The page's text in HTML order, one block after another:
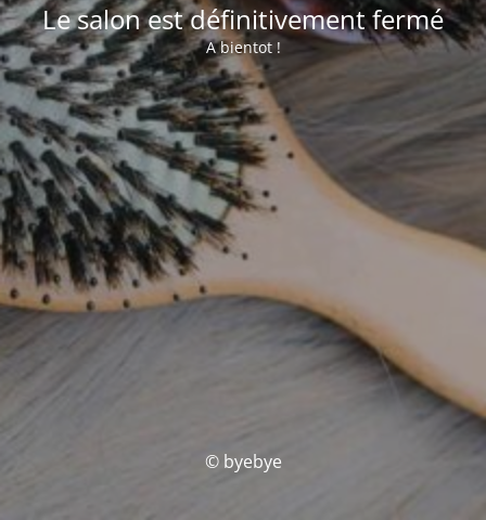
Le salon est définitivement fermé
A bientot !
© byebye